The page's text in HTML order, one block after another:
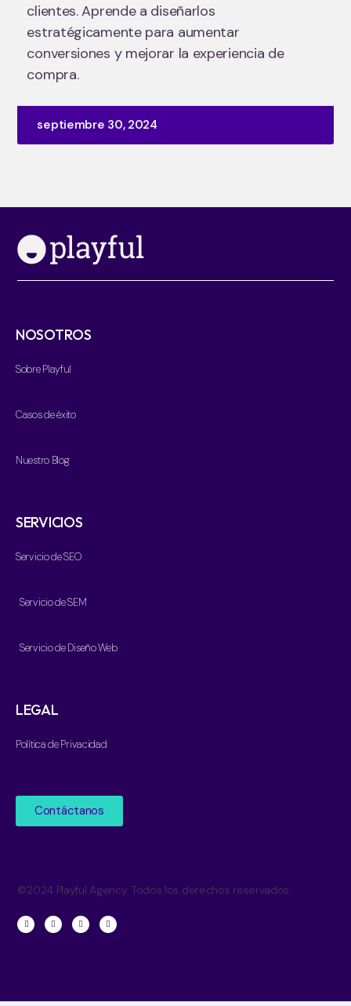
clientes. Aprende a diseñarlos
estratégicamente para aumentar
conversiones y mejorar la experiencia de
compra.
septiembre 30, 2024
NOSOTROS
Sobre Playful
Casos de éxito
Nuestro Blog
SERVICIOS
Servicio de SEO
Servicio de SEM
Servicio de Diseño Web
LEGAL
Política de Privacidad
Contáctanos
©2024 Playful Agency. Todos los derechos reservados.